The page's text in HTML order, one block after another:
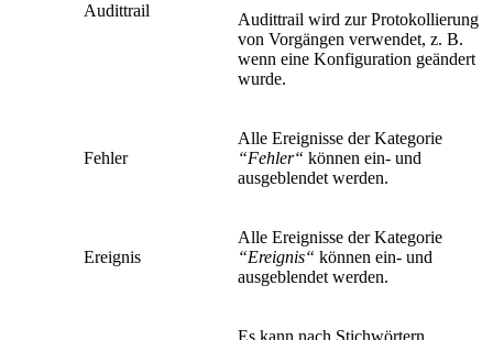
Audittrail
Audittrail wird zur Protokollierung
von Vorgängen verwendet, z. B.
wenn eine Konfiguration geändert
wurde.
Fehler
Alle Ereignisse der Kategorie
“Fehler“ können ein- und
ausgeblendet werden.
Ereignis
Alle Ereignisse der Kategorie
“Ereignis“ können ein- und
ausgeblendet werden.